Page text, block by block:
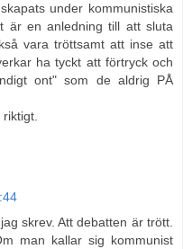
under kommunistiska
är en anledning till att sluta
vara tröttsamt att inse att
ha tyckt att förtryck och
ont" som de aldrig PÅ
riktigt.
skrev. Att debatten är trött.
man kallar sig kommunist